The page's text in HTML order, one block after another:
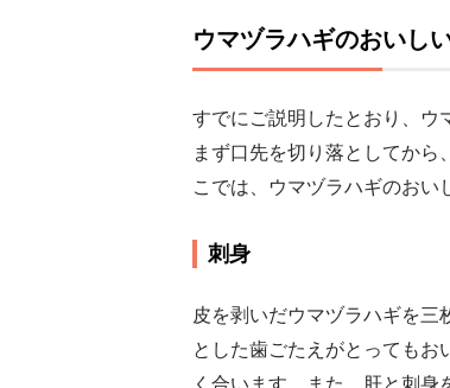
ウマヅラハギのおいし
すでにご説明したとおり、ウ
まず口先を切り落としてか
こでは、ウマヅラハギのおい
刺身
皮を剥いだウマヅラハギを三
とした歯ごたえがとってもお
く合います。また、肝と刺身